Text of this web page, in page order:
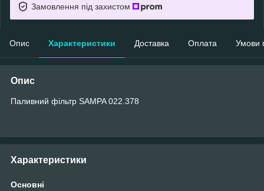
Замовлення під захистом
Опис Характеристики Доставка Оплата Умови
Опис
Паливний фільтр SAMPA 022.378
Характеристики
Основні